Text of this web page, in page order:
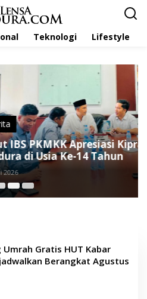
Teknologi Lifestyle
Kiprah Kabar
Tahun
Umrah Gratis HUT Kabar
Berangkat Agustus